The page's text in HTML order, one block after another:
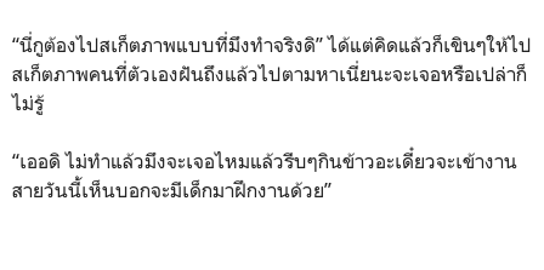
“นี่กูต้องไปสเก็ตภาพแบบที่มึงทำจริงดิ” ได้แต่คิดแล้วก็เขินๆให้ไป
สเก็ตภาพคนที่ตัวเองฝันถึงแล้วไปตามหาเนี่ยนะจะเจอหรือเปล่าก็
ไม่รู้
“เออดิ ไม่ทำแล้วมึงจะเจอไหมแล้วรีบๆกินข้าวอะเดี๋ยวจะเข้างาน
สายวันนี้เห็นบอกจะมีเด็กมาฝึกงานด้วย”